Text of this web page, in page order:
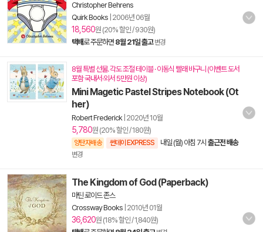
Christopher Behrens
Quirk Books 2006년 06월
18,560원 (20% 할인 / 930원)
택배로 주문하면 8월 21일 출고 변경
8월 특별 선물. 각도 조절 테이블 · 이동식 빨래 바구니 (이벤트 도서
포함 국내서·외서 5만원 이상)
Mini Magetic Pastel Stripes Notebook (Ot
her)
Robert Frederick| 2020년 10월
5,780원 (20% 할인 / 180원)
양탄자배송 썬데이 EXPRESS 내일 (월) 아침 7시 출근전 배송
변경
The Kingdom of God (Paperback)
마틴 로이드 존스
Crossway Books 2010년 01월
36,620원 (18% 할인 / 1,840원)